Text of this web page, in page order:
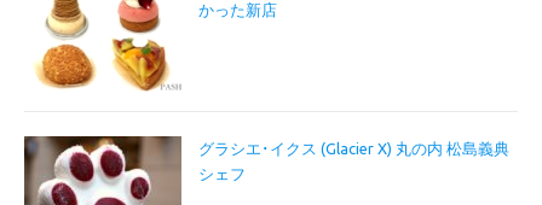
かった新店
グラシエ･イクス (Glacier X) 丸の内 松島義典
シェフ